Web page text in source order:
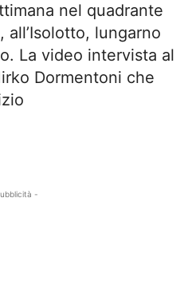
nel quadrante
lungarno
La video intervista al
Dormentoni che
-